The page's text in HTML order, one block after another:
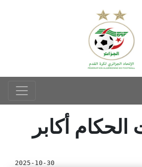
الحكام أكابر
2025-10-30